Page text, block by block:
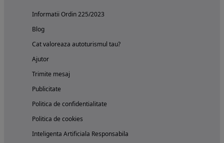
Informatii Ordin 225/2023
Blog
Cat valoreaza autoturismul tau?
Ajutor
Trimite mesaj
Publicitate
Politica de confidentialitate
Politica de cookies
Inteligenta Artificiala Responsabila